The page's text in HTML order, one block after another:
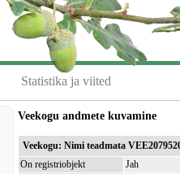
Statistika ja viited
Veekogu andmete kuvamine
Veekogu: Nimi teadmata
On registriobjekt
Jah